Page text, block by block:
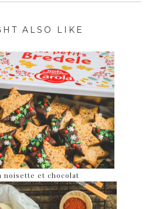
ALSO LIKE
noisette et chocolat